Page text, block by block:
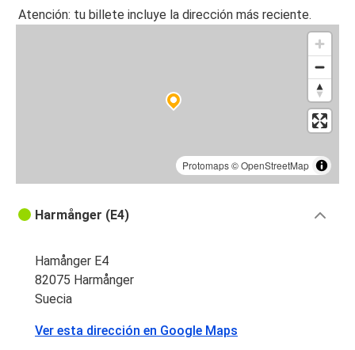
Atención: tu billete incluye la dirección más reciente.
Protomaps©OpenStreetMap
Harmånger (E4)
Hamånger E4
82075 Harmånger
Suecia
Ver esta dirección en Google Maps